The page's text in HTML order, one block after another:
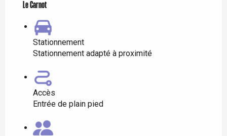
Le Carnot
Stationnement
Stationnement adapté à proximité
Accès
Entrée de plain pied